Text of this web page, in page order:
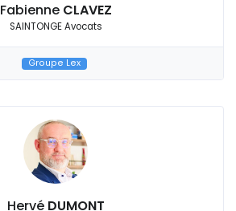
Fabienne CLAVEZ
SAINTONGE Avocats
Groupe Lex
Hervé DUMONT